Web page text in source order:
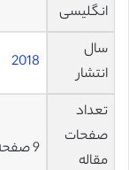
انگلیسی
سال
انتشار
2018
تعداد
صفحات
مقاله
9 صفحه با فرمت pdf